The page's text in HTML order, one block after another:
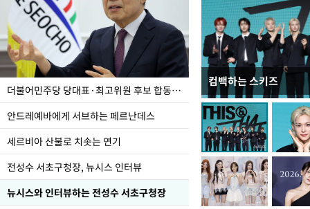
더불어민주당 당대표·최고위원 후보 합동연설회
안드레예바에게 서브하는 페르난데스
세르비아 산불로 치솟는 연기
전성수 서초구청장, 뉴시스 인터뷰
뉴시스와 인터뷰하는 전성수 서초구청장
컴백하는 스키즈
이 대통령, 국가폭력
가 책임지고 치유"